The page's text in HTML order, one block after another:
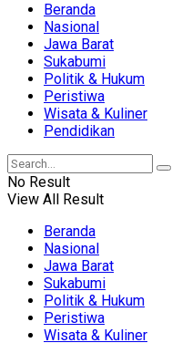
Beranda
Nasional
Jawa Barat
Sukabumi
Politik & Hukum
Peristiwa
Wisata & Kuliner
Pendidikan
No Result
View All Result
Beranda
Nasional
Jawa Barat
Sukabumi
Politik & Hukum
Peristiwa
Wisata & Kuliner